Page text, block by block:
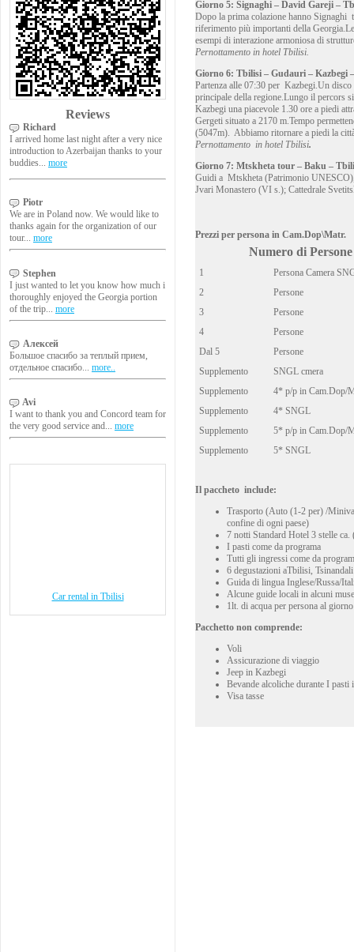
Reviews
Richard
I arrived home last night after a very nice
introduction to Azerbaijan thanks to your
buddies... more
Piotr
We are in Poland now. We would like to
thanks again for the organization of our
tour... more
Stephen
I just wanted to let you know how much i
thoroughly enjoyed the Georgia portion
of the trip... more
Алексей
Большое спасибо за теплый прием,
отдельное спасибо... more..
Avi
I want to thank you and Concord team for
the very good service and... more
Car rental in Tbilisi
Giorno 5: Signaghi – David Gareji –
Dopo la prima colazione hanno
riferimento più importanti della
esempi di interazione armoniosa di
Pernottamento in hotel Tbilisi.
Giorno 6: Tbilisi – Gudauri – Kazbegi
Partenza alle 07:30 per Kazbegi.Un
principale della regione.Lungo il percors
Kazbegi una piacevole 1.30 ore a piedi
Gergeti situato a 2170 m.Tempo
(5047m). Abbiamo ritornare a piedi la
Pernottamento in hotel Tbilisi.
Giorno 7: Mtskheta tour – Baku –
Guidi a Mtskheta (Patrimonio
Jvari Monastero (VI s.); Cattedrale
Prezzi per persona in Cam.Dop\Matr.
Numero di Persone
1
Persona Camera
2
Persone
3
Persone
4
Persone
Dal 5
Persone
Supplemento
SNGL cmera
Supplemento
4* p/p in Cam.Dop/
Supplemento
4* SNGL
Supplemento
5* p/p in Cam.Dop/
Supplemento
5* SNGL
Il paccheto include:
Trasporto (Auto (1-2 per) /
confine di ogni paese)
7 notti Standard Hotel 3 stelle
I pasti come da programa
Tutti gli ingressi come da
6 degustazioni aTbilisi,
Guida di lingua Inglese/Russa/
Alcune guide locali in alcuni
1lt. di acqua per persona al giorno
Pacchetto non comprende:
Voli
Assicurazione di viaggio
Jeep in Kazbegi
Bevande alcoliche durante I
Visa tasse